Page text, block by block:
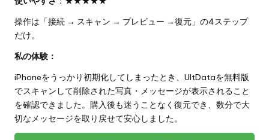
操作は「接続 → スキャン → プレビュー →復元」の4ステップ
だけ。
私の体験：
iPhoneをうっかり初期化してしまったとき、UltDataを無料版
でスキャンして削除された写真・メッセージが表示されること
を確認できました。購入後も迷うことなく復元でき、数分で大
切なメッセージを取り戻せて安心しました。